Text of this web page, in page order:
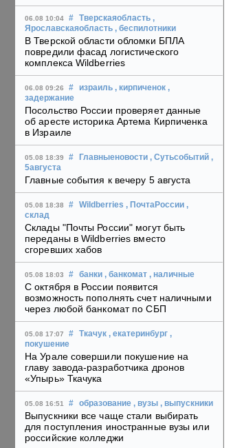
06.08 10:04 # Тверскаяобласть ,
Ярославскаяобласть , беспилотники
В Тверской области обломки БПЛА
повредили фасад логистического
комплекса Wildberries
06.08 09:26 # израиль , кирпиченок ,
задержание
Посольство России проверяет данные
об аресте историка Артема Кирпиченка
в Израиле
05.08 18:39 # Главныеновости , Сутьсобытий ,
5августа
Главные события к вечеру 5 августа
05.08 18:38 # Wildberries , ПочтаРоссии ,
склад
Склады "Почты России" могут быть
переданы в Wildberries вместо
сгоревших хабов
05.08 18:03 # банки , банкомат , наличные
С октября в России появится
возможность пополнять счет наличными
через любой банкомат по СБП
05.08 17:07 # Ткачук , екатеринбург ,
покушение
На Урале совершили покушение на
главу завода-разработчика дронов
«Упырь» Ткачука
05.08 16:51 # образование , вузы , выпускники
Выпускники все чаще стали выбирать
для поступления иностранные вузы или
российские колледжи